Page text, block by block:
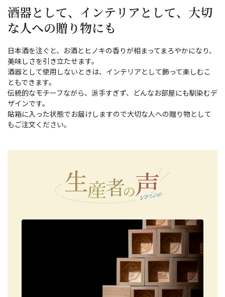
酒器として、インテリアとして、大切
な人への贈り物にも
日本酒を注ぐと、お酒とヒノキの香りが相まってまろやかになり、
美味しさを引き立たせます。
酒器として使用しないときは、インテリアとして飾って楽しむこ
ともできます。
伝統的なモチーフながら、派手すぎず、どんなお部屋にも馴染むデ
ザインです。
貼箱に入った状態でお届けしますので大切な人への贈り物として
もご注文ください。